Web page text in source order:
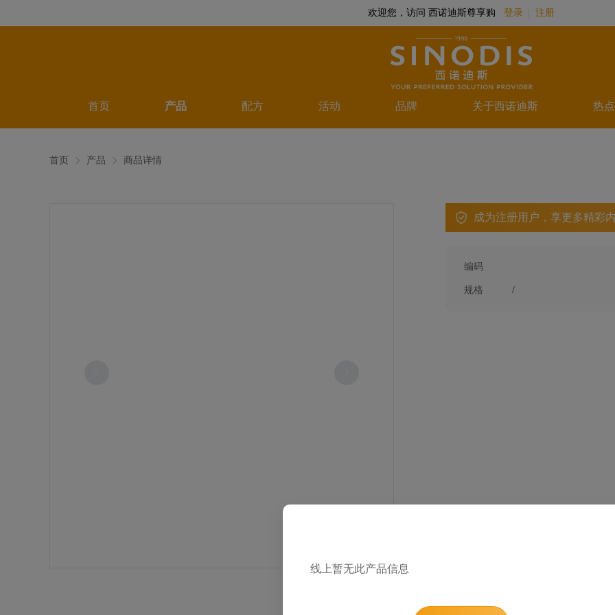
欢迎您，访问 西诺迪斯尊享购 登录 注册
首页 产品 配方 活动 品牌 关于西诺迪斯 热
首页 产品 商品详情
成为注册用户，享更多精彩
编码
规格 /
线上暂无此产品信息